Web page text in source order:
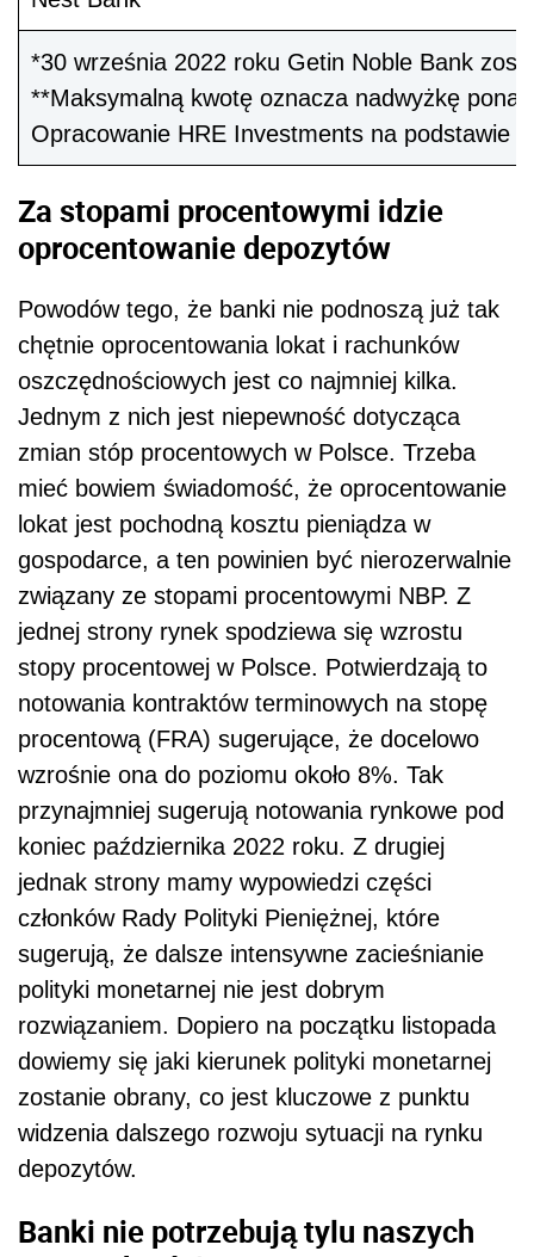
*30 września 2022 roku Getin Noble Bank
**Maksymalną kwotę oznacza nadwyżkę
Opracowanie HRE Investments na podstawie
Za stopami procentowymi idzie
oprocentowanie depozytów
Powodów tego, że banki nie podnoszą już tak
chętnie oprocentowania lokat i rachunków
oszczędnościowych jest co najmniej kilka.
Jednym z nich jest niepewność dotycząca
zmian stóp procentowych w Polsce. Trzeba
mieć bowiem świadomość, że oprocentowanie
lokat jest pochodną kosztu pieniądza w
gospodarce, a ten powinien być nierozerwalnie
związany ze stopami procentowymi NBP. Z
jednej strony rynek spodziewa się wzrostu
stopy procentowej w Polsce. Potwierdzają to
notowania kontraktów terminowych na stopę
procentową (FRA) sugerujące, że docelowo
wzrośnie ona do poziomu około 8%. Tak
przynajmniej sugerują notowania rynkowe pod
koniec października 2022 roku. Z drugiej
jednak strony mamy wypowiedzi części
członków Rady Polityki Pieniężnej, które
sugerują, że dalsze intensywne zacieśnianie
polityki monetarnej nie jest dobrym
rozwiązaniem. Dopiero na początku listopada
dowiemy się jaki kierunek polityki monetarnej
zostanie obrany, co jest kluczowe z punktu
widzenia dalszego rozwoju sytuacji na rynku
depozytów.
Banki nie potrzebują tylu naszych